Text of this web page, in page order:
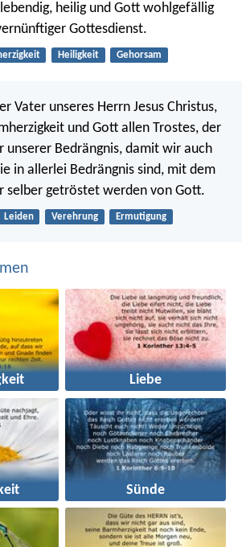
heilig und Gott wohlgefällig
Gottesdienst.
Heiligkeit Gehorsam
Vater unseres Herrn Jesus Christus,
und Gott allen Trostes, der
unserer Bedrängnis, damit wir auch
in allerlei Bedrängnis sind, mit dem
selber getröstet werden von Gott.
Leiden Verehrung Ermutigung
Liebe
Sünde